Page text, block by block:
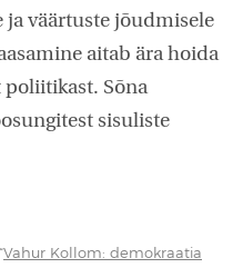
väärtuste jõudmisele
aitab ära hoida
Sõna
sisuliste
Vahur Kollom: demokraatia